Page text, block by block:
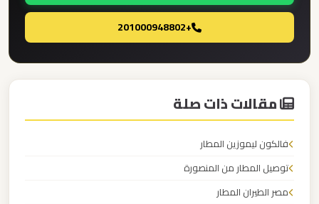
+201000948802
مقالات ذات صلة
فالكون ليموزين المطار
توصيل المطار من المنصورة
مصر الطيران المطار
ليموزين
مطار
القاهرة
اسكندرية
ليموزين